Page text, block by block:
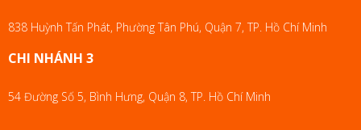
838 Huỳnh Tấn Phát, Phường Tân Phú, Quận 7, TP. Hồ Chí Minh
CHI NHÁNH 3
54 Đường Số 5, Bình Hưng, Quận 8, TP. Hồ Chí Minh